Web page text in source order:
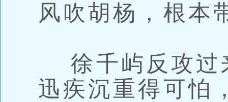
风吹胡杨，根本
徐千屿反攻过
迅疾沉重得可怕